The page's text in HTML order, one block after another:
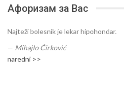
Афоризам за Вас
Najteži bolesnik je lekar hipohondar.
— Mihajlo Ćirković
naredni >>